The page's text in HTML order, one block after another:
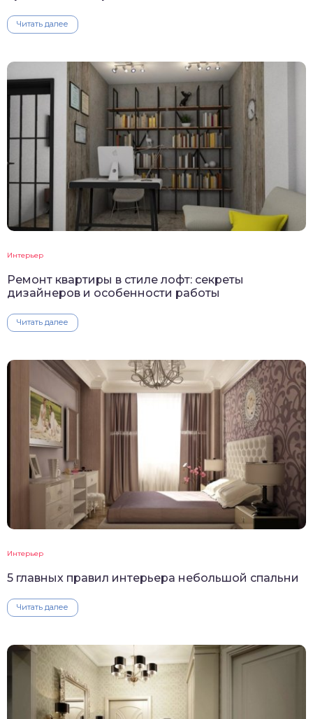
Читать далее
Интерьер
Ремонт квартиры в стиле лофт: секреты
дизайнеров и особенности работы
Читать далее
Интерьер
5 главных правил интерьера небольшой спальни
Читать далее